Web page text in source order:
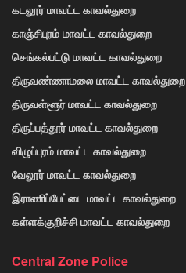
கடலூர் மாவட்ட காவல்துறை
காஞ்சிபுரம் மாவட்ட காவல்துறை
செங்கல்பட்டு மாவட்ட காவல்துறை
திருவண்ணாமலை மாவட்ட காவல்துறை
திருவள்ளூர் மாவட்ட காவல்துறை
திருப்பத்தூர் மாவட்ட காவல்துறை
விழுப்புரம் மாவட்ட காவல்துறை
வேலூர் மாவட்ட காவல்துறை
இராணிப்பேட்டை மாவட்ட காவல்துறை
கள்ளக்குறிச்சி மாவட்ட காவல்துறை
Central Zone Police